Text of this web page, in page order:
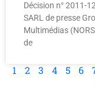
Décision n° 2011-
SARL de presse
Multimédias
de
1 2 3 4 5 6